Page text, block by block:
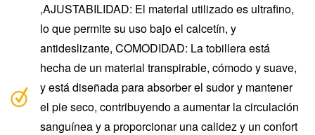
,AJUSTABILIDAD: El material utilizado es ultrafino,
lo que permite su uso bajo el calcetín, y
antideslizante, COMODIDAD: La tobillera está
hecha de un material transpirable, cómodo y suave,
y está diseñada para absorber el sudor y mantener
el pie seco, contribuyendo a aumentar la circulación
sanguínea y a proporcionar una calidez y un confort